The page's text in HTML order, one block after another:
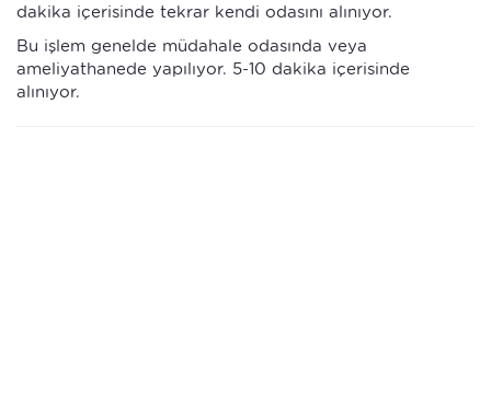
dakika içerisinde tekrar kendi odasını alınıyor.
Bu işlem genelde müdahale odasında veya
ameliyathanede yapılıyor. 5-10 dakika içerisinde
alınıyor.